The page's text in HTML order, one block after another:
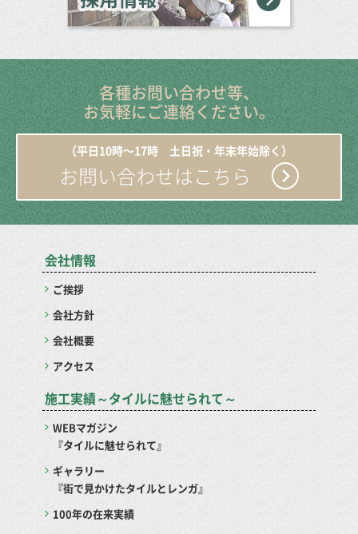
各種お問い合わせ等、
お気軽にご連絡ください。
（平日10時〜17時 土日祝・年末年始除く）
お問い合わせはこちら
会社情報
ご挨拶
会社方針
会社概要
アクセス
施工実績～タイルに魅せられて～
WEBマガジン
『タイルに魅せられて』
ギャラリー
『街で見かけたタイルとレンガ』
100年の在来実績